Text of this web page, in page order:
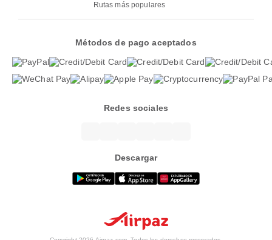
Rutas más populares
Métodos de pago aceptados
Redes sociales
Descargar